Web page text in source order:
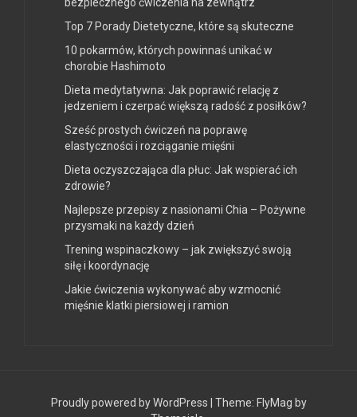
Top 7 Porady Dietetyczne, które są skuteczne
10 pokarmów, których powinnaś unikać w
chorobie Hashimoto
Dieta medytatywna: Jak poprawić relację z
jedzeniem i czerpać większą radość z posiłków?
Sześć prostych ćwiczeń na poprawę
elastyczności i rozciąganie mięśni
Dieta oczyszczająca dla płuc: Jak wspierać ich
zdrowie?
Najlepsze przepisy z nasionami Chia – Pożywne
przysmaki na każdy dzień
Trening wspinaczkowy – jak zwiększyć swoją
siłę i koordynację
Jakie ćwiczenia wykonywać aby wzmocnić
mięśnie klatki piersiowej i ramion
Proudly powered by WordPress Theme: FlyMag by